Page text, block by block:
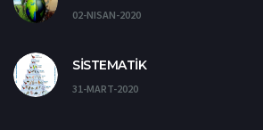
02-NISAN-2020
SİSTEMATİK
31-MART-2020